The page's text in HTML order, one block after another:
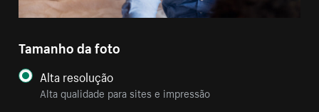
Tamanho da foto
Alta resolução
Alta qualidade para sites e impressão